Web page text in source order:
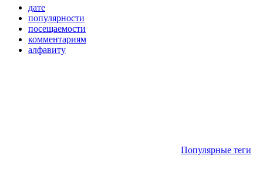
дате
популярности
посещаемости
комментариям
алфавиту
Популярные теги